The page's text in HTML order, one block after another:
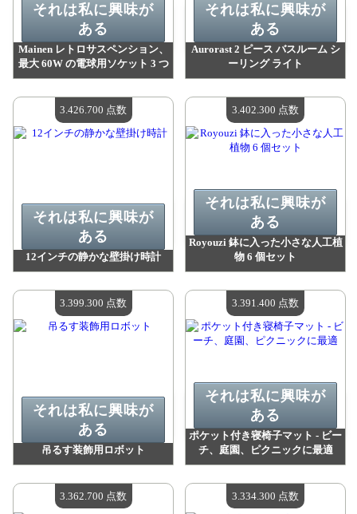
Mainen レトロサスペンション、
最大 60W の電球用ソケット 3 つ
利用可能な数量：4
それは私に興味が
ある
Aurorast 2 ピース バスルーム シ
ーリング ライト
利用可能な数量：4
それは私に興味が
ある
12インチの静かな壁掛け時計
利用可能な数量：4
それは私に興味が
ある
3.426.700 点数
Royouzi 鉢に入った小さな人工植
物 6 個セット
利用可能な数量：4
それは私に興味が
ある
3.402.300 点数
吊るす装飾用ロボット
利用可能な数量：4
それは私に興味が
ある
3.399.300 点数
ポケット付き寝椅子マット - ビー
チ、庭園、ピクニックに最適
利用可能な数量：4
それは私に興味が
ある
3.391.400 点数
3.362.700 点数 3.334.300 点数